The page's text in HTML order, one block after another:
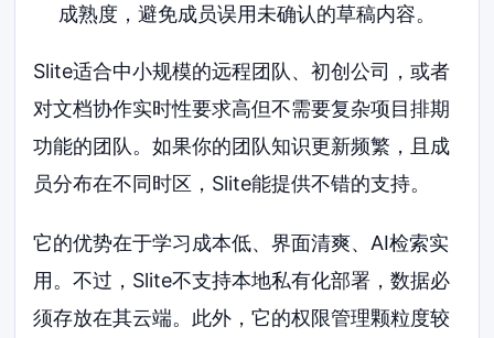
成熟度，避免成员误用未确认的草稿内容。
Slite适合中小规模的远程团队、初创公司，或者
对文档协作实时性要求高但不需要复杂项目排期
功能的团队。如果你的团队知识更新频繁，且成
员分布在不同时区，Slite能提供不错的支持。
它的优势在于学习成本低、界面清爽、AI检索实
用。不过，Slite不支持本地私有化部署，数据必
须存放在其云端。此外，它的权限管理颗粒度较